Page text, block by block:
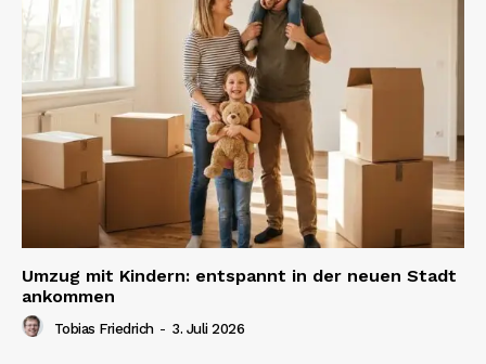
Umzug mit Kindern: entspannt in der neuen Stadt
ankommen
Tobias Friedrich - 3. Juli 2026